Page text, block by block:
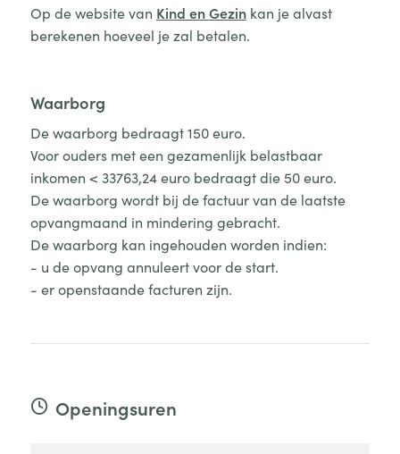
Op de website van Kind en Gezinkan je alvast
berekenen hoeveel je zal betalen.
Waarborg
De waarborg bedraagt 150 euro.
Voor ouders met een gezamenlijk belastbaar
inkomen < 33763,24 euro bedraagt die 50 euro.
De waarborg wordt bij de factuur van de laatste
opvangmaand in mindering gebracht.
De waarborg kan ingehouden worden indien:
- u de opvang annuleert voor de start.
- er openstaande facturen zijn.
Openingsuren